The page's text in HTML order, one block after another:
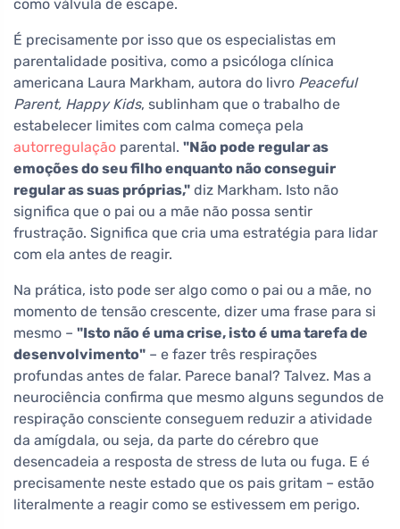
como válvula de escape.
É precisamente por isso que os especialistas em
parentalidade positiva, como a psicóloga clínica
americana Laura Markham, autora do livro Peaceful
Parent, Happy Kids, sublinham que o trabalho de
estabelecer limites com calma começa pela
autorregulação parental. "Não pode regular as
emoções do seu filho enquanto não conseguir
regular as suas próprias," diz Markham. Isto não
significa que o pai ou a mãe não possa sentir
frustração. Significa que cria uma estratégia para lidar
com ela antes de reagir.
Na prática, isto pode ser algo como o pai ou a mãe, no
momento de tensão crescente, dizer uma frase para si
mesmo – "Isto não é uma crise, isto é uma tarefa de
desenvolvimento" – e fazer três respirações
profundas antes de falar. Parece banal? Talvez. Mas a
neurociência confirma que mesmo alguns segundos de
respiração consciente conseguem reduzir a atividade
da amígdala, ou seja, da parte do cérebro que
desencadeia a resposta de stress de luta ou fuga. E é
precisamente neste estado que os pais gritam – estão
literalmente a reagir como se estivessem em perigo.